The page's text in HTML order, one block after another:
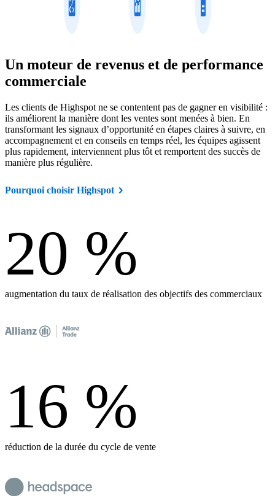
Un moteur de revenus et de performance
commerciale
Les clients de Highspot ne se contentent pas de gagner en visibilité :
ils améliorent la manière dont les ventes sont menées à bien. En
transformant les signaux d’opportunité en étapes claires à suivre, en
accompagnement et en conseils en temps réel, les équipes agissent
plus rapidement, interviennent plus tôt et remportent des succès de
manière plus régulière.
Pourquoi choisir Highspot
20 %
augmentation du taux de réalisation des objectifs des commerciaux
16 %
réduction de la durée du cycle de vente